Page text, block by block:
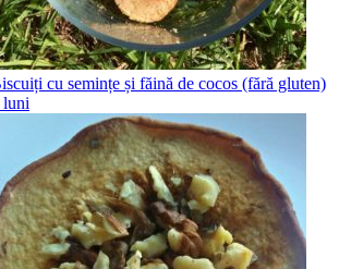
cu semințe și făină de cocos (fără gluten)
luni